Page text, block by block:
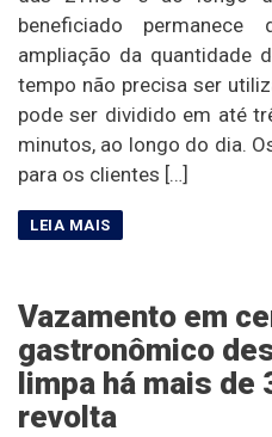
beneficiado
ampliação da quantidade
tempo não precisa ser
pode ser dividido em até
minutos, ao longo do dia.
para os clientes […]
Vazamento em
gastronômico
limpa há mais de
revolta